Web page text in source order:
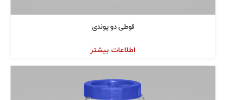
قوطی دو پوندی
اطلاعات بیشتر